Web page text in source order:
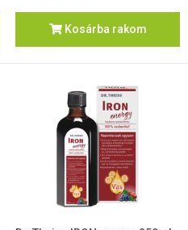
Kosárba rakom